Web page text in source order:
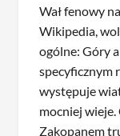
Wał fenowy
Wikipedia,
ogólne: Góry
specyficznym
występuje
mocniej wieje.
Zakopanem